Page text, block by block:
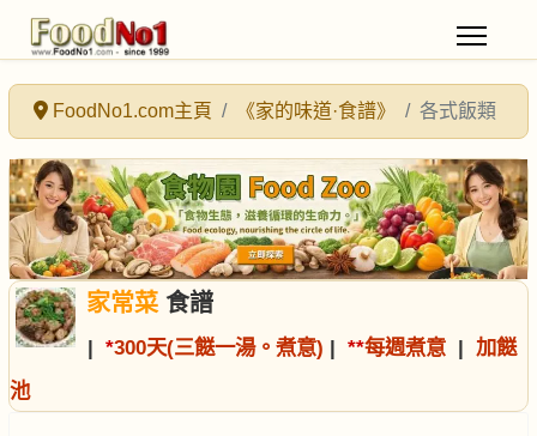
FoodNo1.com主頁 《家的味道·食譜》 各式飯類
家常菜食譜
| *300天(三餸一湯。煮意) | **每週煮意 | 加餸
池